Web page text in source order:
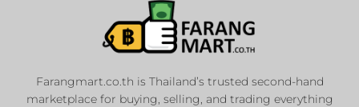
Farangmart.co.th is Thailand’s trusted second-hand
marketplace for buying, selling, and trading everything